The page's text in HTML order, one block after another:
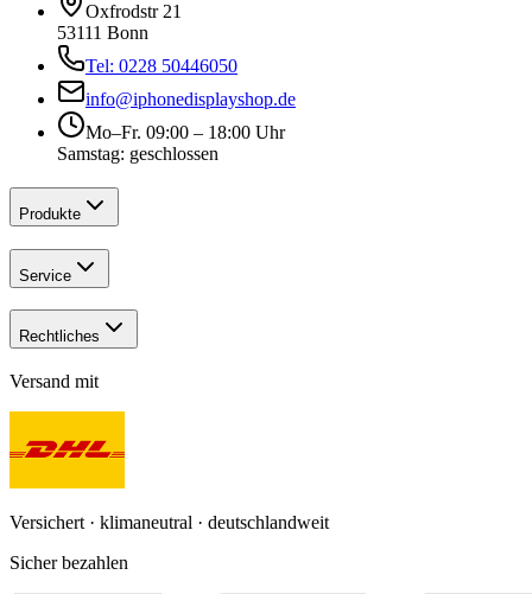
Oxfrodstr 21
53111 Bonn
Tel: 0228 50446050
info@iphonedisplayshop.de
Mo–Fr. 09:00 – 18:00 Uhr
Samstag: geschlossen
Produkte
Service
Rechtliches
Versand mit
Versichert · klimaneutral · deutschlandweit
Sicher bezahlen